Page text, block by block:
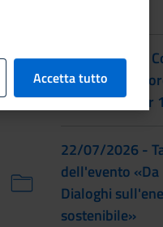
22/07/2026 -
familiare e
prassi UNI/Pdr
22/07/2026 -
dell'evento
Dialoghi
sostenibile»
Accetta tutto